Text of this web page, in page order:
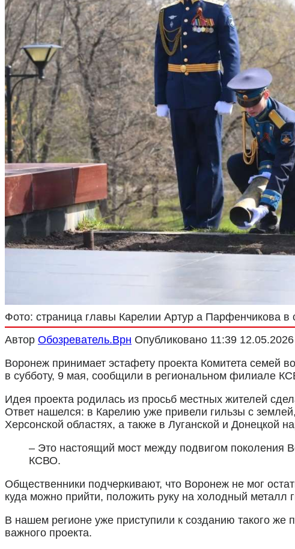
Криминал
Спорт
Черноземье
Россия
Фото: страница главы Карелии Артур а Парфенчикова в
Автор Обозреватель.Врн Опубликовано 11:39 12.05.2026
Воронеж принимает эстафету проекта Комитета семей
в субботу, 9 мая, сообщили в региональном филиале
Идея проекта родилась из просьб местных жителей
Ответ нашелся: в Карелию уже привели гильзы с
Херсонской областях, а также в Луганской и Донецкой
– Это настоящий мост между подвигом поколения
КСВО.
Общественники подчеркивают, что Воронеж не мог
куда можно прийти, положить руку на холодный металл
В нашем регионе уже приступили к созданию такого же
важного проекта.